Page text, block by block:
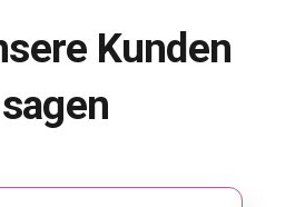
Kunden
sagen